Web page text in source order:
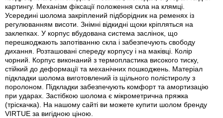
картингу. Механізм фіксації положення скла на клямці.
Усередині шолома закріплений підборідник на ременях із
регулюванням висоти. Знімні відкидні щоки кріпляться на
заклепках. У корпус вбудована система заслінок, що
перешкоджають запотіванню скла і забезпечують свободу
дихання. Розташовані спереду корпусу і на маківці. Колір
чорний. Корпус виконаний з термопластика високого тиску,
стійкий до деформації та механічних пошкоджень. Матеріал
підкладки шолома виготовлений із щільного полістиролу з
поролоном. Підкладки забезпечують комфорт та амортизацію
при ударах. Застібкою шолома є мікрометрична пряжка
(тріскачка). На нашому сайті ви можете купити шолом бренду
VIRTUE за вигідною ціною.